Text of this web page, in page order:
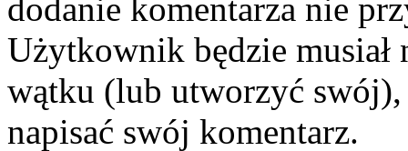
dodanie komentarza nie
Użytkownik będzie musiał
wątku (lub utworzyć swój),
napisać swój komentarz.